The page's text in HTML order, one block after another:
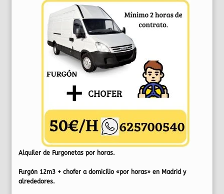
Alquiler de Furgonetas por horas.
Furgón 12m3 + chofer a domicilio «por horas» en Madrid y
alrededores.